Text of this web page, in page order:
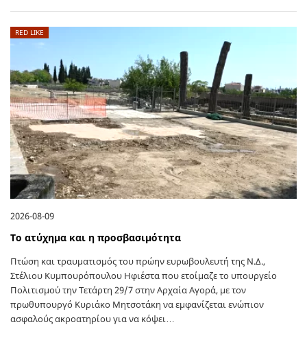
RED LIKE
2026-08-09
Το ατύχημα και η προσβασιμότητα
Πτώση και τραυματισμός του πρώην ευρωβουλευτή της Ν.Δ.,
Στέλιου Κυμπουρόπουλου Ηφιέστα που ετοίμαζε το υπουργείο
Πολιτισμού την Τετάρτη 29/7 στην Αρχαία Αγορά, με τον
πρωθυπουργό Κυριάκο Μητσοτάκη να εμφανίζεται ενώπιον
ασφαλούς ακροατηρίου για να κόψει…